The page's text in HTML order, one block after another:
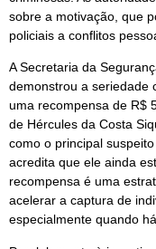
sobre a motivação, que
policiais a conflitos
A Secretaria da
demonstrou a seriedade
uma recompensa de R$
de Hércules da Costa
como o principal
acredita que ele ainda
recompensa é uma
acelerar a captura de
especialmente quando